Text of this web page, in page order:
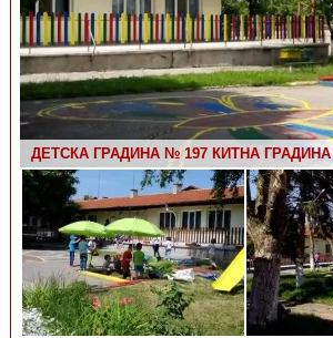
ДЕТСКА ГРАДИНА № 197 КИТНА ГРАДИНА
ДЕТСКА ГРАДИНА № 197 КИТНА ГРАДИНА